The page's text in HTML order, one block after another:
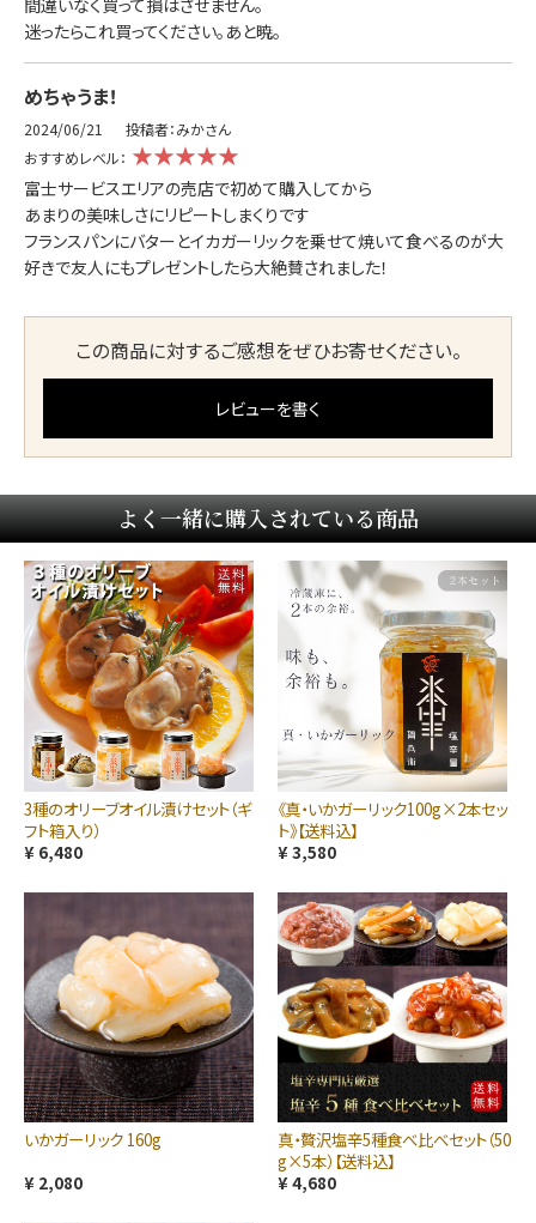
間違いなく買って損はさせません。
迷ったらこれ買ってください。あと暁。
めちゃうま！
2024/06/21
投稿者：みかさん
おすすめレベル： ★★★★★
富士サービスエリアの売店で初めて購入してから
あまりの美味しさにリピートしまくりです
フランスパンにバターとイカガーリックを乗せて焼いて食べるのが大
好きで友人にもプレゼントしたら大絶賛されました！
この商品に対するご感想をぜひお寄せください。
レビューを書く
よく一緒に購入されている商品
3種のオリーブオイル漬けセット（ギ
フト箱入り）
¥ 6,480
《真・いかガーリック100g×2本セッ
ト》【送料込】
¥ 3,580
いかガーリック 160g
¥ 2,080
真・贅沢塩辛5種食べ比べセット（50
g×5本）【送料込】
¥ 4,680